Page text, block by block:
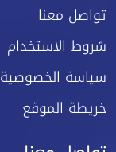
تواصل معنا
شروط الاستخدام
سياسة الخصوصية
خريطة الموقع